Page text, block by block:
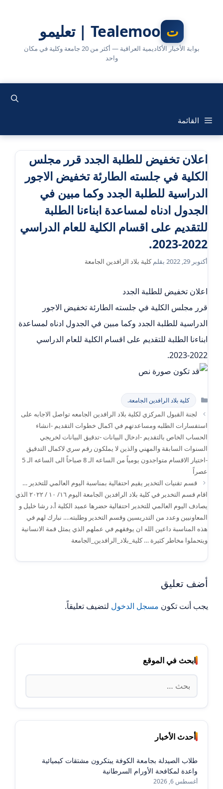
Tealemoo | تعليمو
بوابة الأخبار الأكاديمية العراقية — أكثر من 20 جامعة وكلية في مكان
واحد
القائمة
اعلان تخفيض للطلبة الجدد قرر مجلس
الكلية في جلسته الطارئة تخفيض الاجور
الدراسية للطلبة الجدد وكما مبين في
الجدول ادناه لمساعدة ابناءنا الطلبة
للتقديم على اقسام الكلية للعام الدراسي
2022-2023.
أكتوبر 29, 2022 بقلمكلية بلاد الرافدين الجامعة
اعلان تخفيض للطلبة الجدد
قرر مجلس الكلية في جلسته الطارئة تخفيض الاجور
الدراسية للطلبة الجدد وكما مبين في الجدول ادناه لمساعدة
ابناءنا الطلبة للتقديم على اقسام الكلية للعام الدراسي
2022-2023.
التصنيفات
كلية بلاد الرافدين الجامعة.
لجنة القبول المركزي لكلية بلاد الرافدين الجامعه تواصل الاجابه على
استفسارات الطلبه ومساعدتهم في اكمال خطوات التقديم -انشاء
الحساب الخاص بالتقديم -ادخال البيانات -تدقيق البيانات لخريجي
السنوات السابقة والمهني والذين لا يملكون رقم سري لاكمال التدقيق
-اختيار الاقسام متواجدون يومياً من الساعه الـ 8 صباحاً الى الساعه الـ 5
عصراً
قسم تقنيات التخدير يقيم احتفالية بمناسبة اليوم العالمي للتخدير …
اقام قسم التخدير في كلية بلاد الرافدين الجامعة اليوم ١٦/ ١٠ / ٢٠٢٢ الذي
يصادف اليوم العالمي للتخدير احتفالية حضرها عميد الكلية أ.د رشا خليل و
المعاونيين وعدد من التدريسين وقسم التخدير وطلبته…. نبارك لهم في
هذه المناسبة داعين الله ان يوفقهم في عملهم الذي يمثل قمة الانسانية
ويتحملوا مخاطر كثيرة … كلية_بلاد_الرافدين_الجامعة
أضف تعليق
يجب أنت تكون مسجل الدخول لتضيف تعليقاً.
ابحث في الموقع
البحث
عن:
أحدث الأخبار
طلاب الصيدلة بجامعة الكوفة يبتكرون مشتقات كيميائية
واعدة لمكافحة الأورام السرطانية
أغسطس 6, 2026